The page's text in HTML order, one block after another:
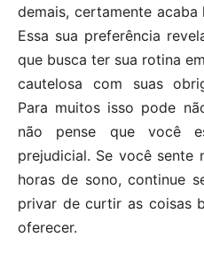
demais, certamente
Essa sua preferência
que busca ter sua rotina
cautelosa com suas
Para muitos isso pode
não pense que você
prejudicial. Se você sente
horas de sono, continue
privar de curtir as coisas
oferecer.